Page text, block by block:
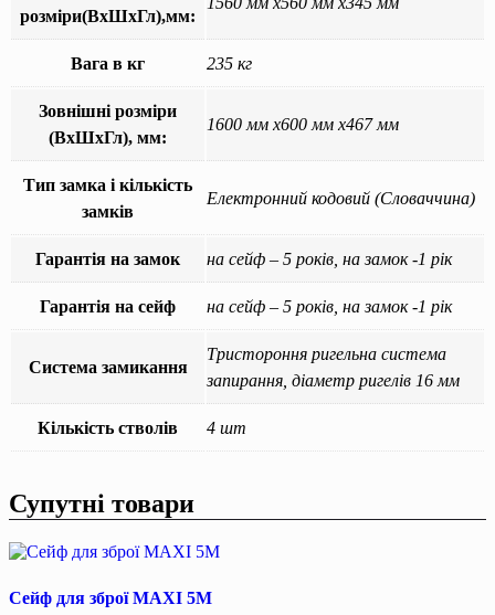
розміри(ВхШхГл),мм:
Вага в кг 235 кг
Зовнішні розміри
(ВхШхГл), мм:
1600 мм x600 мм x467 мм
Тип замка і кількість
замків
Електронний кодовий (Словаччина)
Гарантія на замок на сейф – 5 років, на замок -1 рік
Гарантія на сейф на сейф – 5 років, на замок -1 рік
Система замикання
Тристороння ригельна система
запирання, діаметр ригелів 16 мм
Кількість стволів 4 шт
Супутні товари
Сейф для зброї MAXI 5M